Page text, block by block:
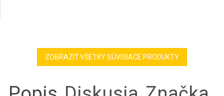
ZOBRAZIŤ VŠETKY SÚVISIACE PRODUKTY